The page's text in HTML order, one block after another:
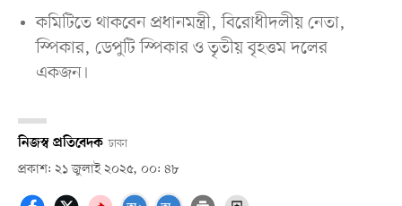
কমিটিতে থাকবেন প্রধানমন্ত্রী, বিরোধীদলীয় নেতা,
স্পিকার, ডেপুটি স্পিকার ও তৃতীয় বৃহত্তম দলের
একজন।
নিজস্ব প্রতিবেদক ঢাকা
প্রকাশ: ২১ জুলাই ২০২৫, ০০: ৪৮